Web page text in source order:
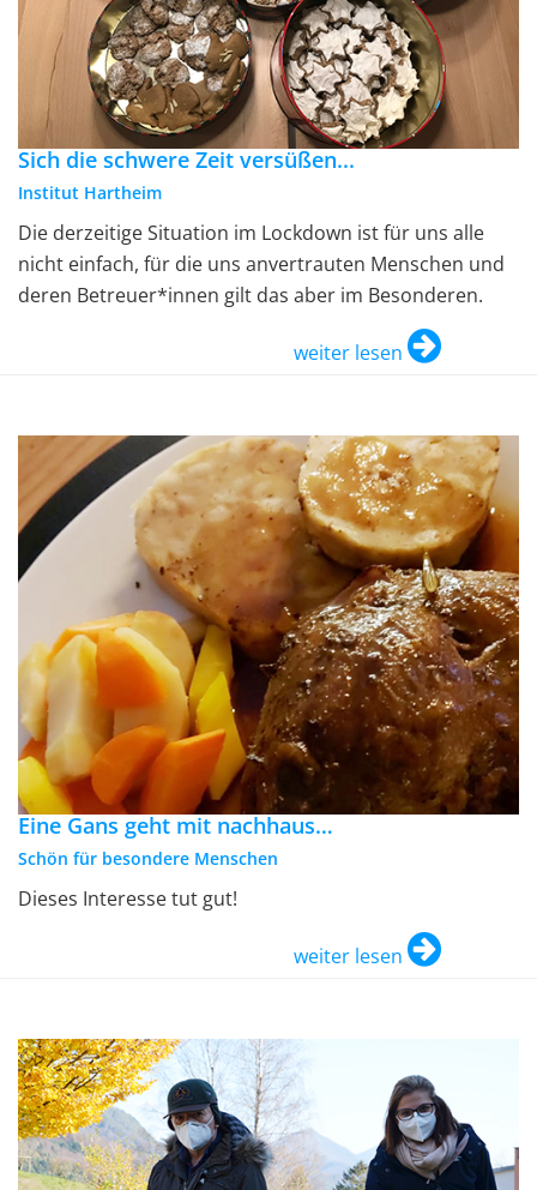
Sich die schwere Zeit versüßen...
Institut Hartheim
Die derzeitige Situation im Lockdown ist für uns alle
nicht einfach, für die uns anvertrauten Menschen und
deren Betreuer*innen gilt das aber im Besonderen.
weiter lesen
Eine Gans geht mit nachhaus…
Schön für besondere Menschen
Dieses Interesse tut gut!
weiter lesen